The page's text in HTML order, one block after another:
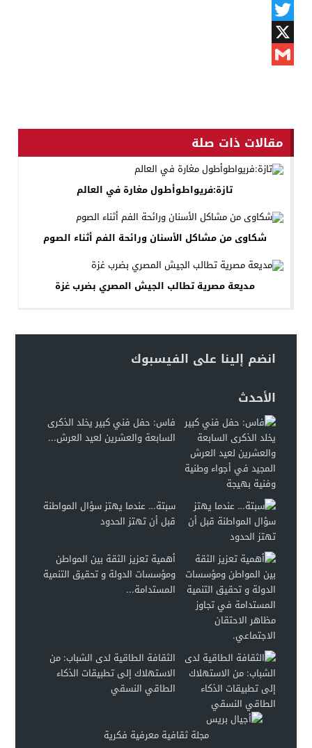
Messenger
Twitter
X
مقالات ذات صلة
تازة:فريواطوأطول مغارة في العالم
شكاوى من مشاكل الأسنان ورائحة الفم أثناء الصوم
مديعة مصرية تطالب الجيش المصري بضرب غزة
انضم إلينا على الفيسبوك
الأحدث
فاس: حفل فني كبير يخلد الذكرى
السابعة والعشرين لعيد العرش...
سبتة… عندما يهتز سؤال المواطنة
قبل أن تهتز الحدود
أهمية تعزيز الثقة بين المواطن
ومؤسسات الدولة و تحقيق التنمية
المستدامة...
الثقافة الطاقية لدى الشباب: من
الاستهلاك إلى تطبيقات الذكاء
الطاقي النسقي
مجلة ثقافية معرفية فكرية